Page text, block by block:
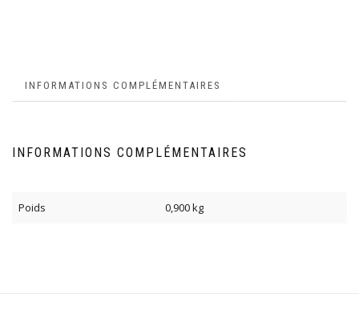
INFORMATIONS COMPLÉMENTAIRES
INFORMATIONS COMPLÉMENTAIRES
Poids 0,900 kg